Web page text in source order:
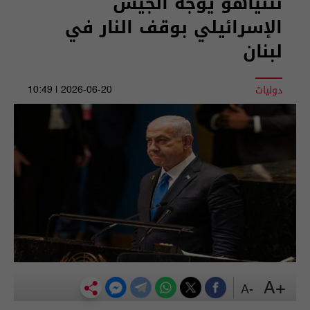
الإسرائيلي بوقف النار في
لبنان
دوليات 2026-06-20 | 10:49
+A
-A